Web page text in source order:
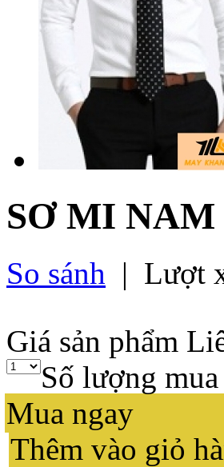
SƠ MI NAM
So sánh | Lượt
Giá sản phẩm
Số lượng mua
Mua ngay
Thêm vào giỏ